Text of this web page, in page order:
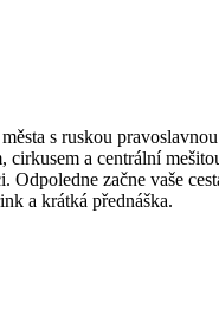
s ruskou pravoslavnou
cirkusem a centrální
Odpoledne začne vaše
a krátká přednáška.